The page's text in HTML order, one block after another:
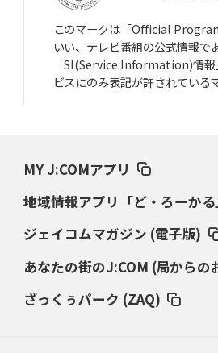
このマークは「Official
いい、テレビ番組の公式情報で
「SI(Service Information)情報
ビスにのみ表記が許されている
MY J:COMアプリ
地域情報アプリ「ど・ろーかる
ジェイコムマガジン (電子版)
あなたの街のJ:COM (局からの
ざっくぅパーク (ZAQ)